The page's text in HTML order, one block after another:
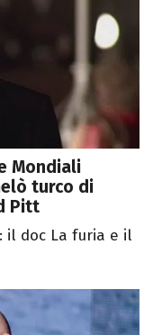
Mondiali
turco di
Pitt
il doc La furia e il